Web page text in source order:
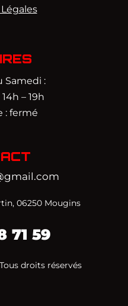
Samedi :
– 19h
: fermé
06250 Mougins
71 59‬
droits réservés